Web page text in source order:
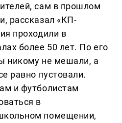
сам в прошлом
рассказал «КП-
проходили в
более 50 лет. По его
никому не мешали, а
равно пустовали.
и футболистам
в
помещении,